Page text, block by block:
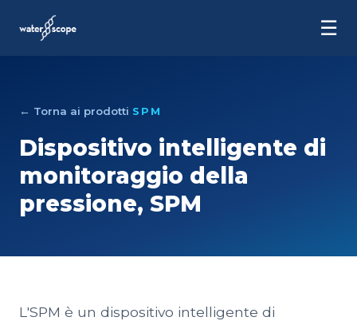
☰
← Torna ai prodotti SPM
Dispositivo intelligente di
monitoraggio della
pressione, SPM
L'SPM è un dispositivo intelligente di